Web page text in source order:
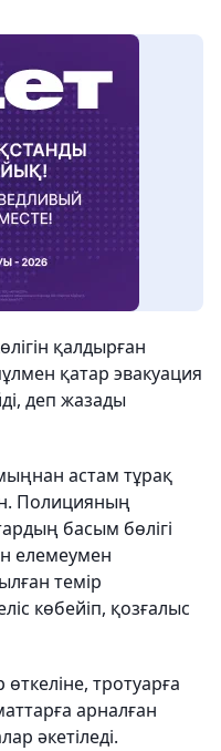
қалдырған
қатар эвакуация
деп жазады
астам тұрақ
Полицияның
басым бөлігі
елемеумен
темір
көбейіп, қозғалыс
тротуарға
арналған
әкетіледі.